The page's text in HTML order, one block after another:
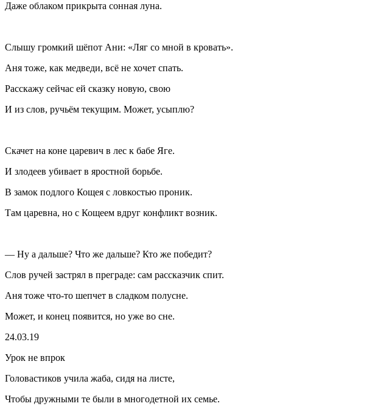
Даже облаком прикрыта сонная луна.
Слышу громкий шёпот Ани: «Ляг со мной в кровать».
Аня тоже, как медведи, всё не хочет спать.
Расскажу сейчас ей сказку новую, свою
И из слов, ручьём текущим. Может, усыплю?
Скачет на коне царевич в лес к бабе Яге.
И злодеев убивает в яростной борьбе.
В замок подлого Кощея с ловкостью проник.
Там царевна, но с Кощеем вдруг конфликт возник.
— Ну а дальше? Что же дальше? Кто же победит?
Слов ручей застрял в преграде: сам рассказчик спит.
Аня тоже что-то шепчет в сладком полусне.
Может, и конец появится, но уже во сне.
24.03.19
Урок не впрок
Головастиков учила жаба, сидя на листе,
Чтобы дружными те были в многодетной их семье.